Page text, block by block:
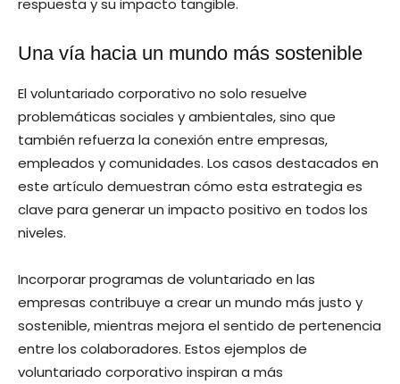
Una vía hacia un mundo más sostenible
El voluntariado corporativo no solo resuelve
problemáticas sociales y ambientales, sino que
también refuerza la conexión entre empresas,
empleados y comunidades. Los casos destacados en
este artículo demuestran cómo esta estrategia es
clave para generar un impacto positivo en todos los
niveles.
Incorporar programas de voluntariado en las
empresas contribuye a crear un mundo más justo y
sostenible, mientras mejora el sentido de pertenencia
entre los colaboradores. Estos ejemplos de
voluntariado corporativo inspiran a más